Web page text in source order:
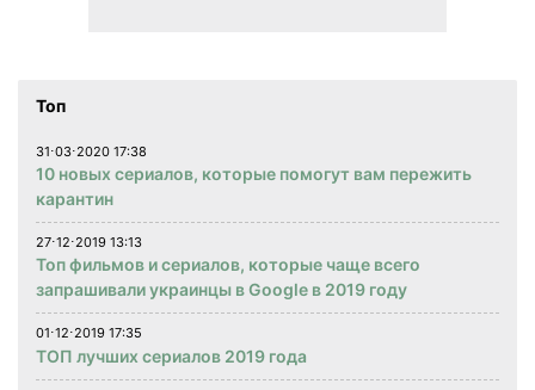
Топ
31⋅03⋅2020 17:38
10 новых сериалов, которые помогут вам пережить
карантин
27⋅12⋅2019 13:13
Топ фильмов и сериалов, которые чаще всего
запрашивали украинцы в Google в 2019 году
01⋅12⋅2019 17:35
ТОП лучших сериалов 2019 года